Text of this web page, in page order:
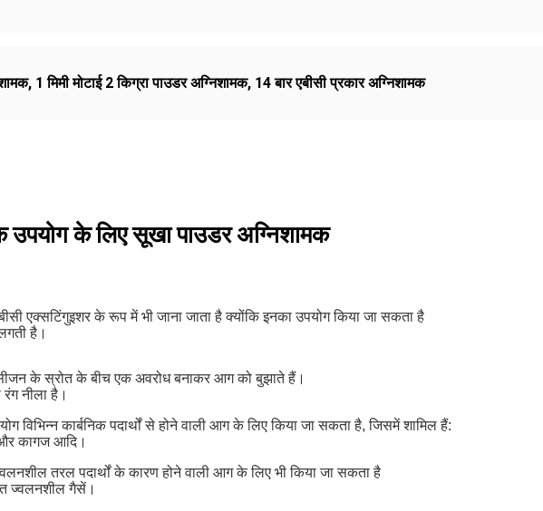
, 1 मिमी मोटाई 2 किग्रा पाउडर अग्निशामक, 14 बार एबीसी प्रकार अग्निशामक
उपयोग के लिए सूखा पाउडर अग्निशामक
एक्सटिंगुइशर के रूप में भी जाना जाता है क्योंकि इनका उपयोग किया जा सकता है
है।
के स्रोत के बीच एक अवरोध बनाकर आग को बुझाते हैं।
नीला है।
विभिन्न कार्बनिक पदार्थों से होने वाली आग के लिए किया जा सकता है, जिसमें शामिल हैं:
कागज आदि।
तरल पदार्थों के कारण होने वाली आग के लिए भी किया जा सकता है
ज्वलनशील गैसें।